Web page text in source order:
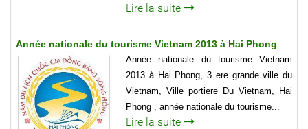
Lire la suite
Année nationale du tourisme Vietnam 2013 à Hai Phong
Année nationale du tourisme Vietnam
2013 à Hai Phong, 3 ere grande ville du
Vietnam, Ville portiere Du Vietnam, Hai
Phong , année nationale du tourisme...
Lire la suite